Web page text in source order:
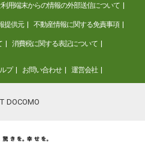
用端末からの情報の外部送信について
提供元 不動産情報に関する免責事項
消費税に関する表記について
プ お問い合わせ 運営会社
DOCOMO